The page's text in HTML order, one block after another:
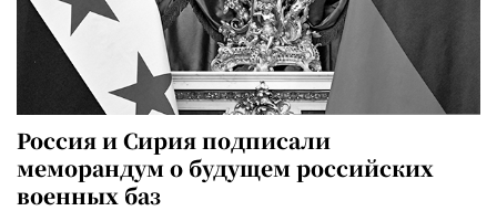
Россия и Сирия подписали
меморандум о будущем российских
военных баз